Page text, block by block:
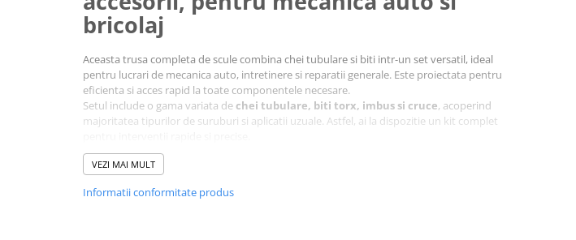
bricolaj
Aceasta trusa completa de scule combina chei tubulare si biti intr-un set versatil, ideal
pentru lucrari de mecanica auto, intretinere si reparatii generale. Este proiectata pentru
eficienta si acces rapid la toate componentele necesare.
Setul include o gama variata de chei tubulare, biti torx, imbus si cruce, acoperind
majoritatea tipurilor de suruburi si aplicatii uzuale. Astfel, ai la dispozitie un kit complet
Antrenorul cu clichet de 3/8 inch permite
timpul necesar operatiunilor. Mecanismul este conceput pentru durabilitate si utilizare
Trusa include siextensii, articulatie universala si adaptoare
VEZI MAI MULT
Informatii conformitate produs